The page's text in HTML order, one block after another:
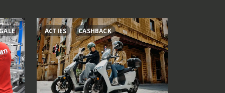
ACTIES CASHBACK